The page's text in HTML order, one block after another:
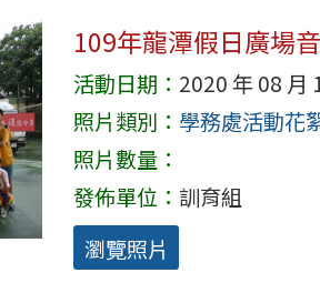
109年龍潭假日廣場
活動日期： 2020 年 08 月
照片類別： 學務處活動花
照片數量：
發佈單位： 訓育組
瀏覽照片